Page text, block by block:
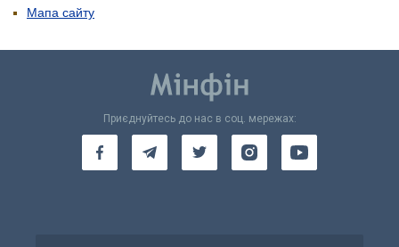
Мапа сайту
Приєднуйтесь до нас в соц. мережах: